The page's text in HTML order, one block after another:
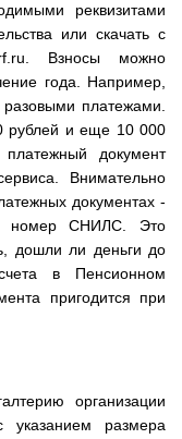
реквизитами
или скачать с
Взносы можно
года. Например,
платежами.
рублей и еще 10 000
документ
Внимательно
документах -
номер СНИЛС. Это
дошли ли деньги до
в Пенсионном
пригодится при
организации
размера